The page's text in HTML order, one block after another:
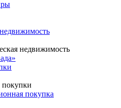
недвижимость
покупка